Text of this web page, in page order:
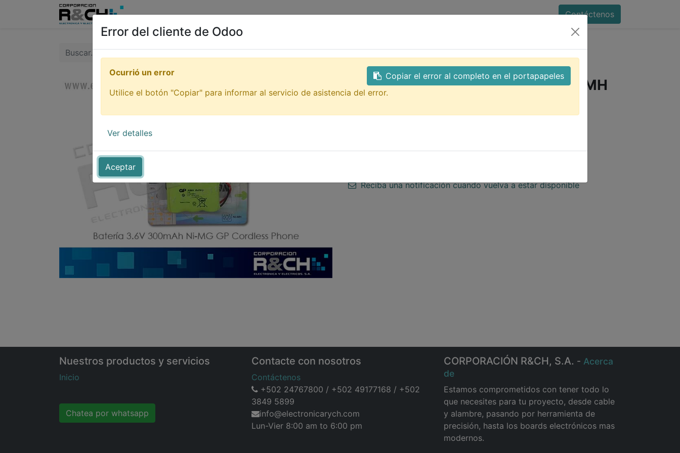
Inicio Tienda Tutoriales Contacto Contáctenos
GTQ
Todos los productos
BT-T157 bateria 3.6V 300mAh Ni-MH GP Cordless Phone
BT-T157 bateria 3.6V 300mAh Ni-MH
GP Cordless Phone
Reciba una notificación cuando vuelva a estar disponible
Nuestros productos y servicios
Inicio
Chatea por whatsapp
Contacte con nosotros
Contáctenos
+502 24767800 / +502 49177168 / +502
3849 5899
info@electronicarych.com
Lun-Vier 8:00 am to 6:00 pm
CORPORACIÓN R&CH, S.A. - Acerca
de
Estamos comprometidos con tener todo lo
que necesites para tu proyecto, desde cable
y alambre, pasando por herramienta de
precisión, hasta los boards electrónicos mas
modernos.
Error del cliente de Odoo
Aceptar
Copiar el error al completo en el portapapeles
Ocurrió un error
Utilice el botón "Copiar" para informar al servicio de asistencia del error.
Ver detalles